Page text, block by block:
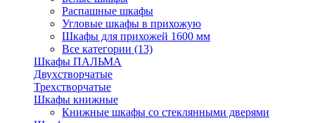
Распашные шкафы
Угловые шкафы в прихожую
Шкафы для прихожей 1600 мм
Все категории (13)
Шкафы ПАЛЬМА
Двухстворчатые
Трехстворчатые
Шкафы книжные
Книжные шкафы со стеклянными дверями